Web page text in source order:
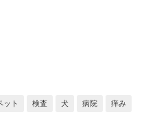
ット 検査 犬 病院 痒み